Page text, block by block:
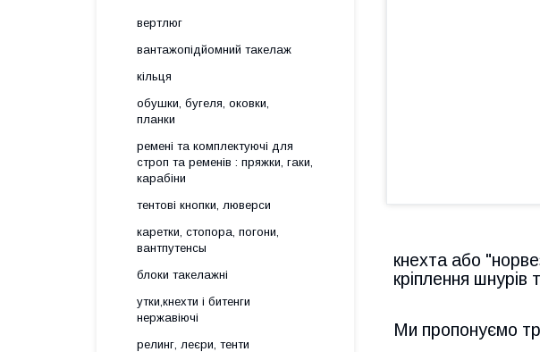
кнехта або
кріплення шнурів
Ми пропонуємо
вертлюг
вантажопідйомний такелаж
кільця
обушки, бугеля, оковки,
планки
ремені та комплектуючі для
строп та ременів : пряжки, гаки,
карабіни
тентові кнопки, люверси
каретки, стопора, погони,
вантпутенсы
блоки такелажні
утки,кнехти і битенги
нержавіючі
релинг, леєри, тенти